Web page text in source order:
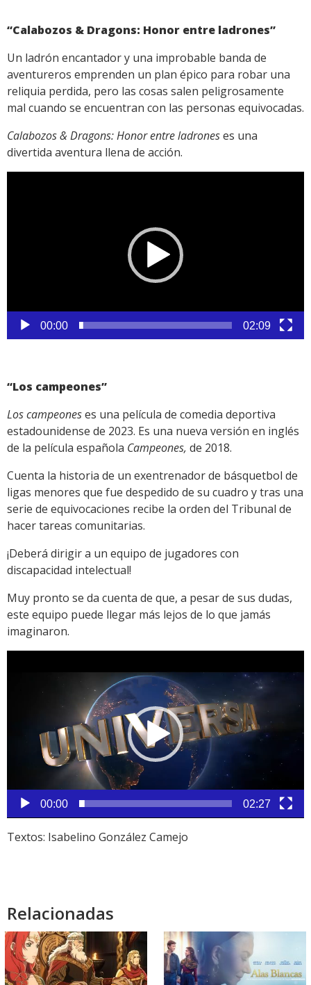
“Calabozos & Dragons: Honor entre ladrones”
Un ladrón encantador y una improbable banda de
aventureros emprenden un plan épico para robar una
reliquia perdida, pero las cosas salen peligrosamente
mal cuando se encuentran con las personas equivocadas.
Calabozos & Dragons: Honor entre ladroneses una
divertida aventura llena de acción.
00:00 02:09
“Los campeones”
Los campeoneses una película de comedia deportiva
estadounidense de 2023. Es una nueva versión en inglés
de la película española Campeones, de 2018.
Cuenta la historia de un exentrenador de básquetbol de
ligas menores que fue despedido de su cuadro y tras una
serie de equivocaciones recibe la orden del Tribunal de
hacer tareas comunitarias.
¡Deberá dirigir a un equipo de jugadores con
discapacidad intelectual!
Muy pronto se da cuenta de que, a pesar de sus dudas,
este equipo puede llegar más lejos de lo que jamás
imaginaron.
00:00 02:27
Textos: Isabelino González Camejo
Relacionadas